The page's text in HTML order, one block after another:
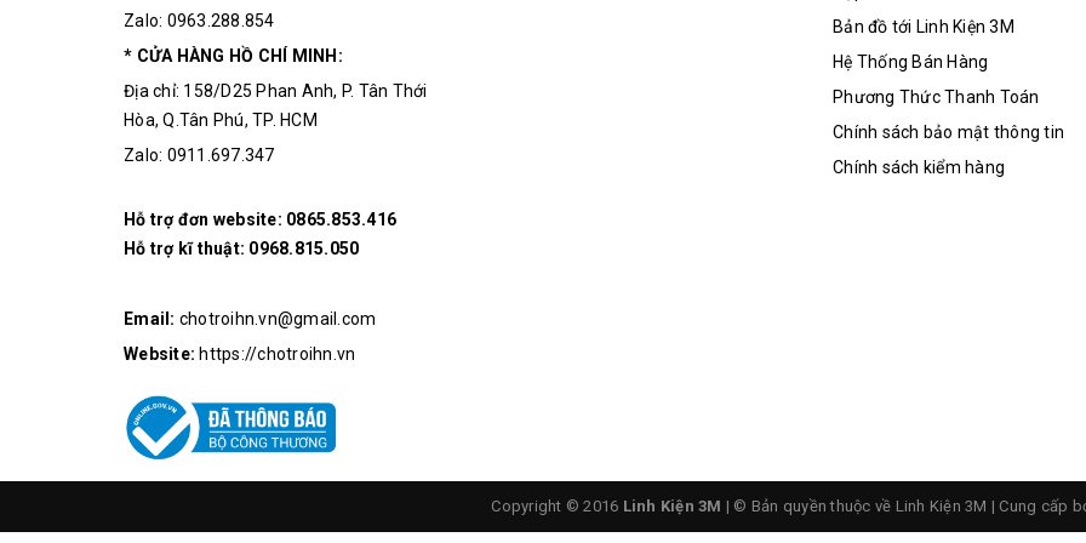
Zalo: 0963.288.854
* CỬA HÀNG HỒ CHÍ MINH:
Địa chỉ: 158/D25 Phan Anh, P. Tân Thới
Hòa, Q.Tân Phú, TP. HCM
Zalo: 0911.697.347
Hỗ trợ đơn website: 0865.853.416
Hỗ trợ kĩ thuật: 0968.815.050
Email: chotroihn.vn@gmail.com
Website: https://chotroihn.vn
Bản đồ tới Linh Kiện 3M
Hệ Thống Bán Hàng
Phương Thức Thanh Toán
Chính sách bảo mật thông tin
Chính sách kiểm hàng
Copyright © 2016 Linh Kiện 3M | © Bản quyền thuộc về Linh Kiện 3M | Cung cấp